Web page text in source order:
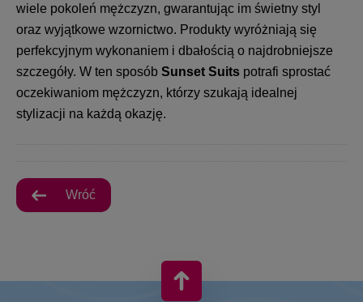
wiele pokoleń mężczyzn, gwarantując im świetny styl
oraz wyjątkowe wzornictwo. Produkty wyróżniają się
perfekcyjnym wykonaniem i dbałością o najdrobniejsze
szczegóły. W ten sposób Sunset Suits potrafi sprostać
oczekiwaniom mężczyzn, którzy szukają idealnej
stylizacji na każdą okazję.
Wróć